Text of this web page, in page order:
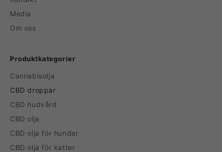
Media
Om oss
Produktkategorier
Cannabisolja
CBD droppar
CBD hudvård
CBD olja
CBD olja för hundar
CBD olja för katter